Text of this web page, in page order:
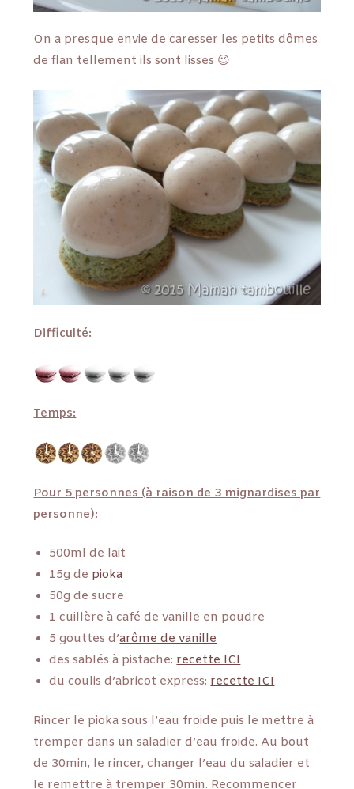
On a presque envie de caresser les petits dômes
de flan tellement ils sont lisses 😉
Difficulté:
Temps:
Pour 5 personnes (à raison de 3 mignardises par
personne):
500ml de lait
15g de pioka
50g de sucre
1 cuillère à café de vanille en poudre
5 gouttes d’arôme de vanille
des sablés à pistache:recette ICI
du coulis d’abricot express:recette ICI
Rincer le pioka sous l’eau froide puis le mettre à
tremper dans un saladier d’eau froide. Au bout
de 30min, le rincer, changer l’eau du saladier et
le remettre à tremper 30min. Recommencer